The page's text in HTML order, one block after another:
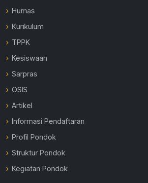
Humas
Kurikulum
TPPK
Kesiswaan
Sarpras
OSIS
Artikel
Informasi Pendaftaran
Profil Pondok
Struktur Pondok
Kegiatan Pondok